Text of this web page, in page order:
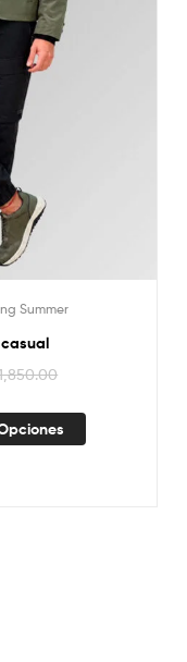
Summer